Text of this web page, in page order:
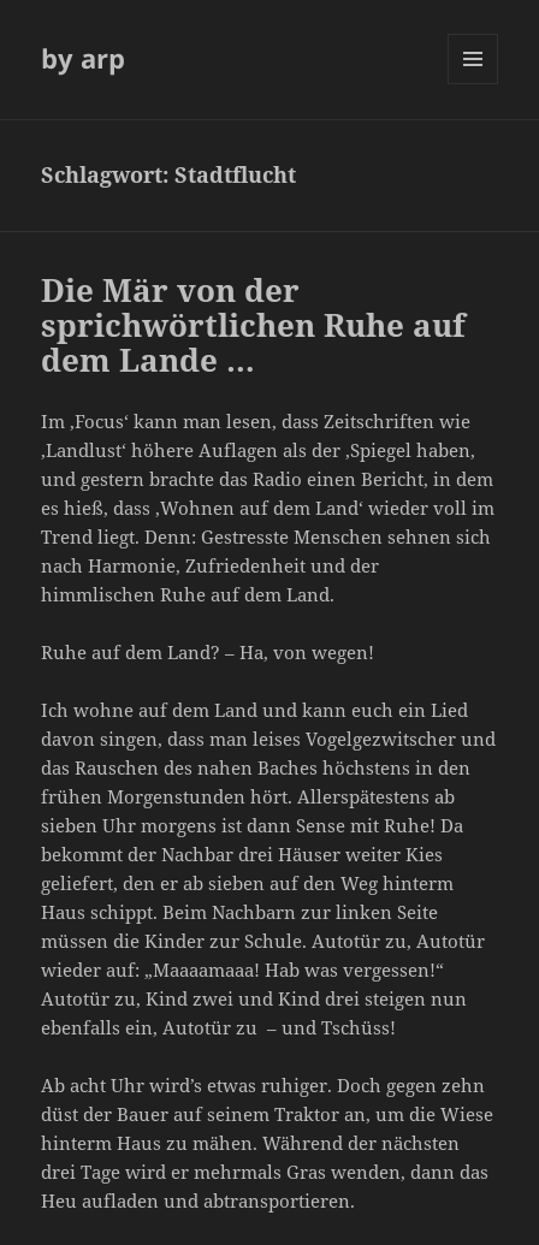
by arp
Schlagwort:Stadtflucht
Die Mär von der
sprichwörtlichen Ruhe auf
dem Lande …
Im ‚Focus‘ kann man lesen, dass Zeitschriften wie
‚Landlust‘ höhere Auflagen als der ‚Spiegel haben,
und gestern brachte das Radio einen Bericht, in dem
es hieß, dass ‚Wohnen auf dem Land‘ wieder voll im
Trend liegt. Denn: Gestresste Menschen sehnen sich
nach Harmonie, Zufriedenheit und der
himmlischen Ruhe auf dem Land.
Ruhe auf dem Land? – Ha, von wegen!
Ich wohne auf dem Land und kann euch ein Lied
davon singen, dass man leises Vogelgezwitscher und
das Rauschen des nahen Baches höchstens in den
frühen Morgenstunden hört. Allerspätestens ab
sieben Uhr morgens ist dann Sense mit Ruhe! Da
bekommt der Nachbar drei Häuser weiter Kies
geliefert, den er ab sieben auf den Weg hinterm
Haus schippt. Beim Nachbarn zur linken Seite
müssen die Kinder zur Schule. Autotür zu, Autotür
wieder auf: „Maaaamaaa! Hab was vergessen!“
Autotür zu, Kind zwei und Kind drei steigen nun
ebenfalls ein, Autotür zu – und Tschüss!
Ab acht Uhr wird’s etwas ruhiger. Doch gegen zehn
düst der Bauer auf seinem Traktor an, um die Wiese
hinterm Haus zu mähen. Während der nächsten
drei Tage wird er mehrmals Gras wenden, dann das
Heu aufladen und abtransportieren.